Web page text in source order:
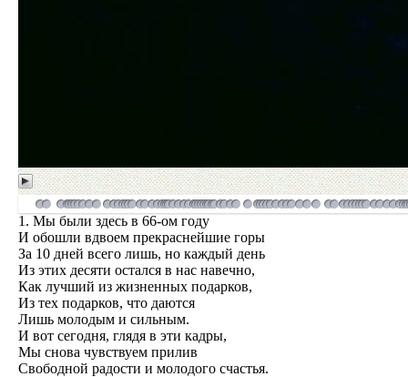
1. Мы были здесь в 66-ом году
И обошли вдвоем прекраснейшие горы
За 10 дней всего лишь, но каждый день
Из этих десяти остался в нас навечно,
Как лучший из жизненных подарков,
Из тех подарков, что даются
Лишь молодым и сильным.
И вот сегодня, глядя в эти кадры,
Мы снова чувствуем прилив
Свободной радости и молодого счастья.